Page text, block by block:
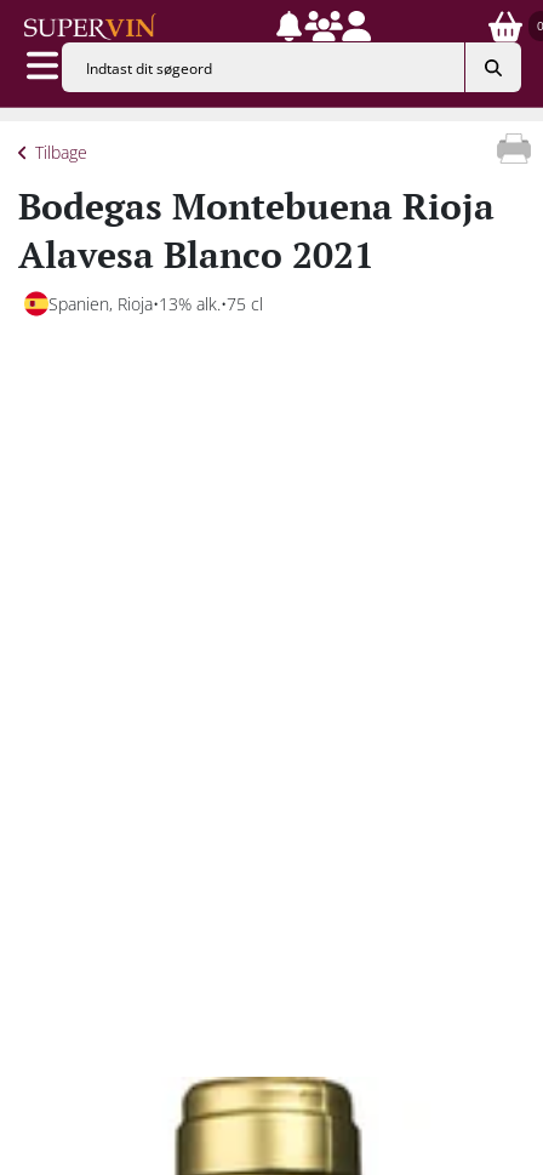
0
Tilbage
Bodegas Montebuena Rioja
Alavesa Blanco 2021
Spanien, Rioja 13% alk. 75 cl